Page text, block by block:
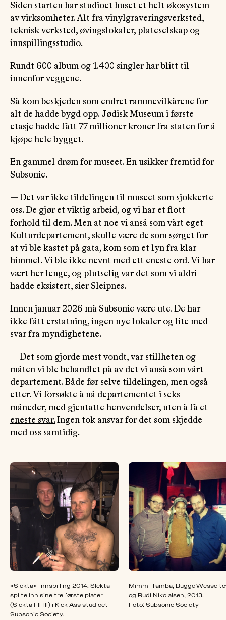
Siden starten har studioet huset et helt økosystem
av virksomheter. Alt fra vinylgraveringsverksted,
teknisk verksted, øvingslokaler, plateselskap og
innspillingsstudio.
Rundt 600 album og 1.400 singler har blitt til
innenfor veggene.
Så kom beskjeden som endret rammevilkårene for
alt de hadde bygd opp. Jødisk Museum i første
etasje hadde fått 77 millioner kroner fra staten for å
kjøpe hele bygget.
En gammel drøm for museet. En usikker fremtid for
Subsonic.
— Det var ikke tildelingen til museet som sjokkerte
oss. De gjør et viktig arbeid, og vi har et flott
forhold til dem. Men at noe vi anså som vårt eget
Kulturdepartement, skulle være de som sørget for
at vi ble kastet på gata, kom som et lyn fra klar
himmel. Vi ble ikke nevnt med ett eneste ord. Vi har
vært her lenge, og plutselig var det som vi aldri
hadde eksistert, sier Sleipnes.
Innen januar 2026 må Subsonic være ute. De har
ikke fått erstatning, ingen nye lokaler og lite med
svar fra myndighetene.
— Det som gjorde mest vondt, var stillheten og
måten vi ble behandlet på av det vi anså som vårt
departement. Både før selve tildelingen, men også
etter. Vi forsøkte å nå departementet i seks
måneder, med gjentatte henvendelser, uten å få et
eneste svar.Ingen tok ansvar for det som skjedde
med oss samtidig.
«Slekta»-innspilling 2014. Slekta
spilte inn sine tre første plater
(Slekta I-II-III) i Kick-Ass studioet i
Subsonic Society.
Mimmi Tamba, Bugge
og Rudi Nikolaisen, 2013.
Foto: Subsonic Society